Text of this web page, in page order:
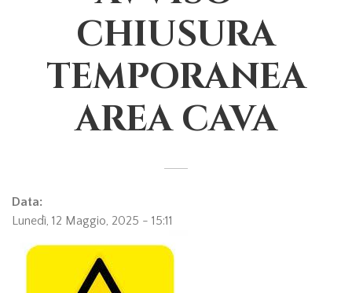
CHIUSURA
TEMPORANEA
AREA CAVA
Data:
Lunedì, 12 Maggio, 2025 - 15:11